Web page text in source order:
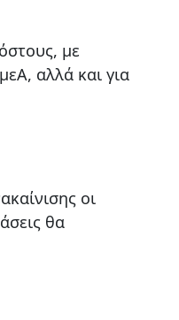
με
αλλά και για
οι
θα